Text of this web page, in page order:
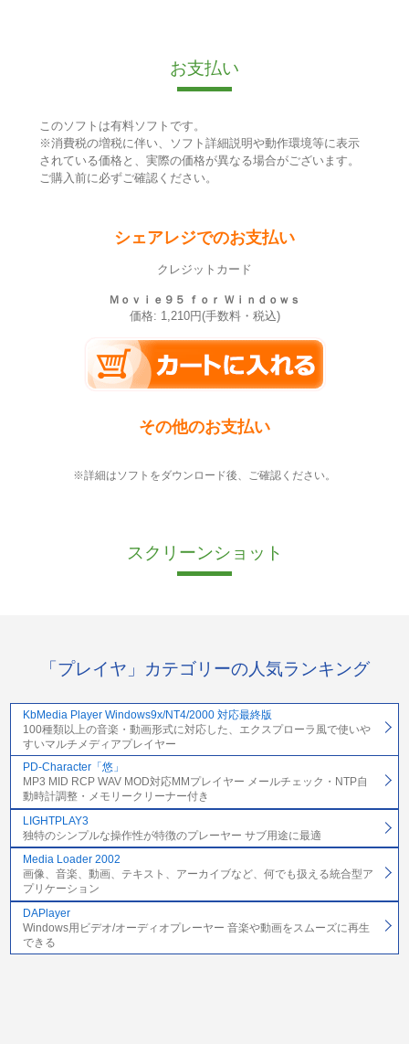
お支払い
このソフトは有料ソフトです。
※消費税の増税に伴い、ソフト詳細説明や動作環境等に表示
されている価格と、実際の価格が異なる場合がございます。
ご購入前に必ずご確認ください。
シェアレジでのお支払い
クレジットカード
Ｍｏｖｉｅ９５ ｆｏｒ Ｗｉｎｄｏｗｓ
価格: 1,210円(手数料・税込)
その他のお支払い
※詳細はソフトをダウンロード後、ご確認ください。
スクリーンショット
「プレイヤ」カテゴリーの人気ランキング
KbMedia Player Windows9x/NT4/2000 対応最終版
100種類以上の音楽・動画形式に対応した、エクスプローラ風で使いや
すいマルチメディアプレイヤー
PD-Character「悠」
MP3 MID RCP WAV MOD対応MMプレイヤー メールチェック・NTP自
動時計調整・メモリークリーナー付き
LIGHTPLAY3
独特のシンプルな操作性が特徴のプレーヤー サブ用途に最適
Media Loader 2002
画像、音楽、動画、テキスト、アーカイブなど、何でも扱える統合型ア
プリケーション
DAPlayer
Windows用ビデオ/オーディオプレーヤー 音楽や動画をスムーズに再生
できる